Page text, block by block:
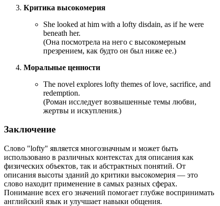
Критика высокомерия
She looked at him with a lofty disdain, as if he were
beneath her.
(Она посмотрела на него с высокомерным
презрением, как будто он был ниже ее.)
Моральные ценности
The novel explores lofty themes of love, sacrifice, and
redemption.
(Роман исследует возвышенные темы любви,
жертвы и искупления.)
Заключение
Слово "lofty" является многозначным и может быть
использовано в различных контекстах для описания как
физических объектов, так и абстрактных понятий. От
описания высоты зданий до критики высокомерия — это
слово находит применение в самых разных сферах.
Понимание всех его значений помогает глубже воспринимать
английский язык и улучшает навыки общения.